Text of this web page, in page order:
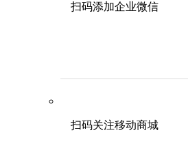
扫码添加企业微信
扫码关注移动商城